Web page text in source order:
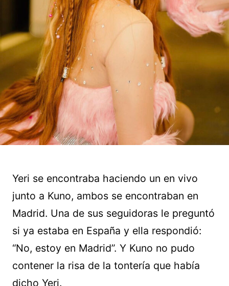
Yeri se encontraba haciendo un en vivo
junto a Kuno, ambos se encontraban en
Madrid. Una de sus seguidoras le preguntó
si ya estaba en España y ella respondió:
“No, estoy en Madrid”. Y Kuno no pudo
contener la risa de la tontería que había
dicho Yeri.